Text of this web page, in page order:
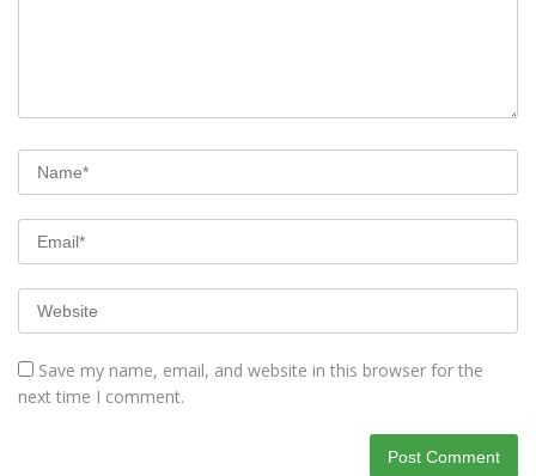
Save my name, email, and website in this browser for the
next time I comment.